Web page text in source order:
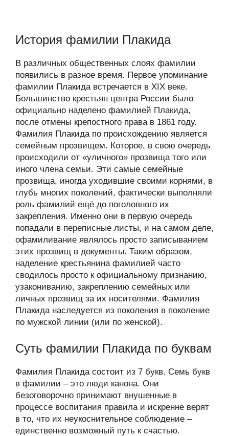
История фамилии Плакида
В различных общественных слоях фамилии
появились в разное время. Первое упоминание
фамилии Плакида встречается в XIX веке.
Большинство крестьян центра России было
официально наделено фамилией Плакида,
после отмены крепостного права в 1861 году.
Фамилия Плакида по происхождению является
семейным прозвищем. Которое, в свою очередь
происходили от «уличного» прозвища того или
иного члена семьи. Эти самые семейные
прозвища, иногда уходившие своими корнями, в
глубь многих поколений, фактически выполняли
роль фамилий ещё до поголовного их
закрепления. Именно они в первую очередь
попадали в переписные листы, и на самом деле,
офамиливание являлось просто записыванием
этих прозвищ в документы. Таким образом,
наделение крестьянина фамилией часто
сводилось просто к официальному признанию,
узакониванию, закреплению семейных или
личных прозвищ за их носителями. Фамилия
Плакида наследуется из поколения в поколение
по мужской линии (или по женской).
Суть фамилии Плакида по буквам
Фамилия Плакида состоит из 7 букв. Семь букв
в фамилии – это люди канона. Они
безоговорочно принимают внушенные в
процессе воспитания правила и искренне верят
в то, что их неукоснительное соблюдение –
единственно возможный путь к счастью.